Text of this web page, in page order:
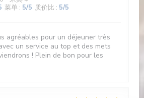
菜单 : 5/5 质价比 : 5/5
agréables pour un déjeuner très
un service au top et des mets
! Plein de bon pour les